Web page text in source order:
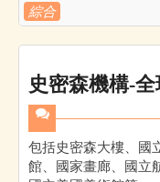
綜合
史密森機構-
包括史密森大樓、國
館、國家畫廊、國立